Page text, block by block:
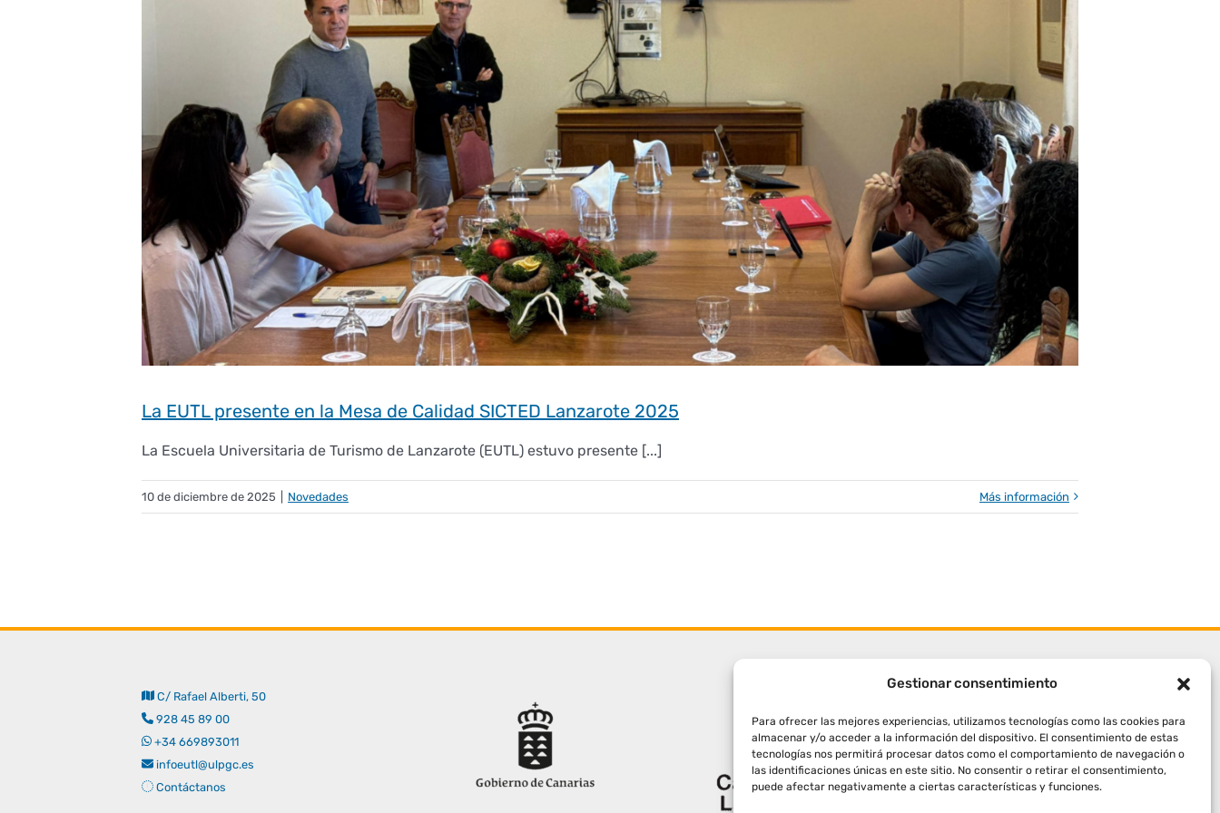
Gestionar consentimiento
Para ofrecer las mejores experiencias, utilizamos tecnologías como las cookies para
almacenar y/o acceder a la información del dispositivo. El consentimiento de estas
tecnologías nos permitirá procesar datos como el comportamiento de navegación o
las identificaciones únicas en este sitio. No consentir o retirar el consentimiento,
puede afectar negativamente a ciertas características y funciones.
La EUTL presente en la Mesa de Calidad SICTED Lanzarote 2025
La Escuela Universitaria de Turismo de Lanzarote (EUTL) estuvo presente [...]
10 de diciembre de 2025 Novedades Más información
C/ Rafael Alberti, 50
928 45 89 00
+34 669893011
infoeutl@ulpgc.es
Contáctanos